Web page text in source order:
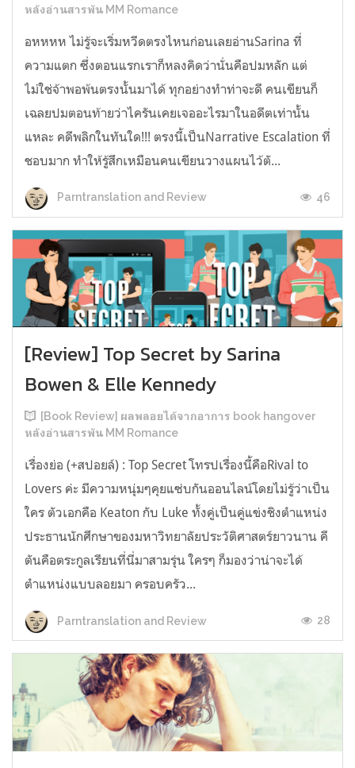
หลังอ่านสารพัน MM Romance
อหหหห ไม่รู้จะเริ่มหวีดตรงไหนก่อนเลยอ่านSarina ที่
ความแตก ซึ่งตอนแรกเราก็หลงคิดว่านั่นคือปมหลัก แต่
ไม่ใช่จ้าพอพ้นตรงนั้นมาได้ ทุกอย่างทำท่าจะดี คนเขียนก็
เฉลยปมตอนท้ายว่าไครันเคยเจออะไรมาในอดีตเท่านั้น
แหละ คดีพลิกในทันใด!!! ตรงนี้เป็นNarrative Escalation ที่
ชอบมาก ทำให้รู้สึกเหมือนคนเขียนวางแผนไว้ตั...
Parntranslation and Review 46
[Review] Top Secret by Sarina
Bowen & Elle Kennedy
[Book Review] ผลพลอยได้จากอาการ book hangover
หลังอ่านสารพัน MM Romance
เรื่องย่อ (+สปอยล์) : Top Secret โทรปเรื่องนี้คือRival to
Lovers ค่ะ มีความหนุ่มๆคุยแซ่บกันออนไลน์โดยไม่รู้ว่าเป็น
ใคร ตัวเอกคือ Keaton กับ Luke ทั้งคู่เป็นคู่แข่งชิงตำแหน่ง
ประธานนักศึกษาของมหาวิทยาลัยประวัติศาสตร์ยาวนาน คี
ตันคือตระกูลเรียนที่นี่มาสามรุ่น ใครๆ ก็มองว่าน่าจะได้
ตำแหน่งแบบลอยมา ครอบครัว...
Parntranslation and Review 28